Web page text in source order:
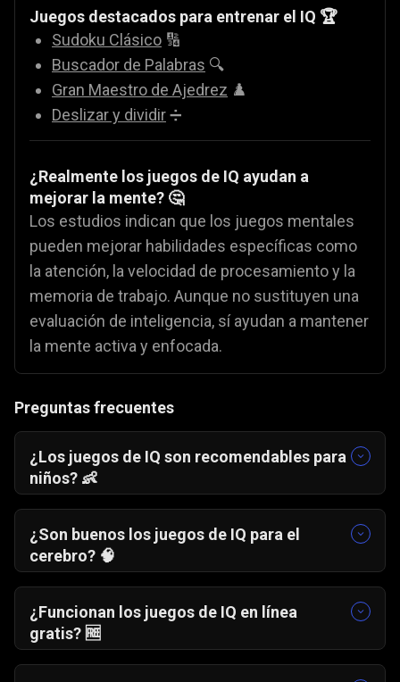
Juegos destacados para entrenar el IQ 🏆
Sudoku Clásico 🔢
Buscador de Palabras 🔍
Gran Maestro de Ajedrez ♟️
Deslizar y dividir➗
¿Realmente los juegos de IQ ayudan a
mejorar la mente? 🤔
Los estudios indican que los juegos mentales
pueden mejorar habilidades específicas como
la atención, la velocidad de procesamiento y la
memoria de trabajo. Aunque no sustituyen una
evaluación de inteligencia, sí ayudan a mantener
la mente activa y enfocada.
Preguntas frecuentes
¿Los juegos de IQ son recomendables para
niños? 👶
Sí, siempre que se adapten a su edad y se
juegue en sesiones cortas y divertidas.
¿Son buenos los juegos de IQ para el
cerebro? 🧠
habilidades concretas como la memoria, la
atención y la rapidez mental, aunque no
reemplazan una medición formal de
¿Funcionan los juegos de IQ en línea
gratis? 🆓